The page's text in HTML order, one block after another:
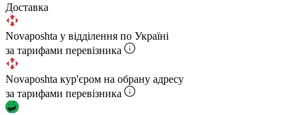
Доставка
Novaposhta у відділення по Україні
за тарифами перевізника
Novaposhta кур'єром на обрану адресу
за тарифами перевізника